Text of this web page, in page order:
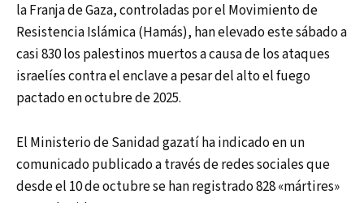
la Franja de Gaza, controladas por el Movimiento de
Resistencia Islámica (Hamás), han elevado este sábado a
casi 830 los palestinos muertos a causa de los ataques
israelíes contra el enclave a pesar del alto el fuego
pactado en octubre de 2025.
El Ministerio de Sanidad gazatí ha indicado en un
comunicado publicado a través de redes sociales que
desde el 10 de octubre se han registrado 828 «mártires»